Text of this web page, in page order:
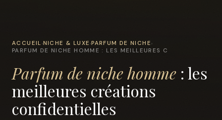
ACCUEIL ›NICHE & LUXE ›PARFUM DE NICHE ›
PARFUM DE NICHE HOMME : LES MEILLEURES C
Parfum de niche homme : les
meilleures créations
confidentielles